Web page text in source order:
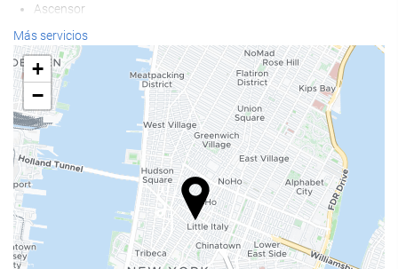
Ascensor
Adaptado para personas con movilidad reducida
Habitaciones No fumadores
Servicios de recepción
Guardaequipaje
Caja fuerte
Cambio de divisa
Información turística
Más servicios
+
−